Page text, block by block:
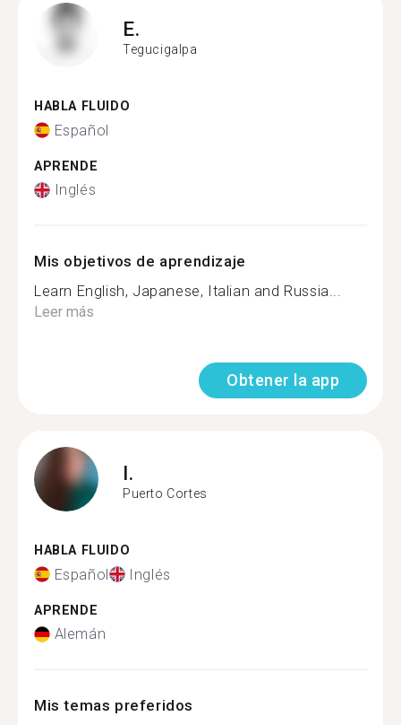
E.
Tegucigalpa
HABLA FLUIDO
Español
APRENDE
Inglés
Mis objetivos de aprendizaje
Learn English, Japanese, Italian and Russia...
Leer más
Obtener la app
I.
Puerto Cortes
HABLA FLUIDO
Español Inglés
APRENDE
Alemán
Mis temas preferidos